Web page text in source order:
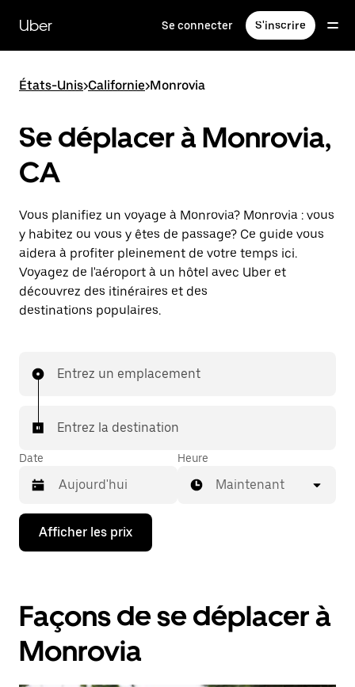
contenu
principal
Uber Se connecter S'inscrire
États-Unis>Californie>Monrovia
Se déplacer à Monrovia,
CA
Vous planifiez un voyage à Monrovia? Monrovia : vous
y habitez ou vous y êtes de passage? Ce guide vous
aidera à profiter pleinement de votre temps ici.
Voyagez de l'aéroport à un hôtel avec Uber et
découvrez des itinéraires et des
destinations populaires.
Entrez un emplacement
Entrez la destination
Date
Appuyez
la
bas
pour
interagir
avec
Heure
Maintenant
Afficher les prix
Façons de se déplacer à
Monrovia